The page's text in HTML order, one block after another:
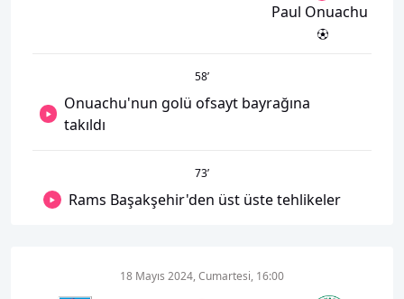
Paul Onuachu
58’
Onuachu'nun golü ofsayt bayrağına
takıldı
73’
Rams Başakşehir'den üst üste tehlikeler
18 Mayıs 2024, Cumartesi, 16:00